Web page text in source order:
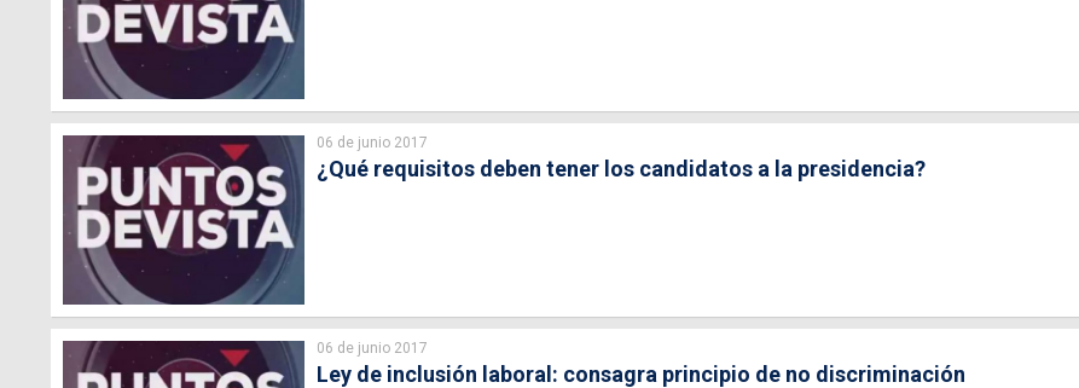
06 de junio 2017
¿Qué requisitos deben tener los candidatos a la presidencia?
06 de junio 2017
Ley de inclusión laboral: consagra principio de no discriminación